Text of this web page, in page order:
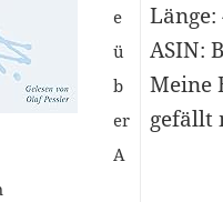
e
ü
b
er
A
ASIN:
Meine
gefällt